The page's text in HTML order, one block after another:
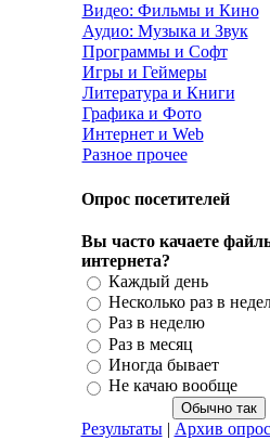
Видео: Фильмы и Кино
Аудио: Музыка и Звук
Программы и Софт
Игры и Геймеры
Литература и Книги
Графика и Фото
Интернет и Web
Разное прочее
Опрос посетителей
Вы часто качаете
интернета?
Каждый день
Несколько раз в
Раз в неделю
Раз в месяц
Иногда бывает
Не качаю вообще
Результаты| Архив